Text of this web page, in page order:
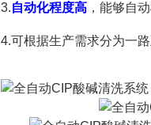
3.自动化程度高 ，能够自
4.可根据生产需求分为一